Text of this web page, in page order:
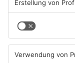
Ausstellung in
zum Thema "Wasser
Klimawandel"